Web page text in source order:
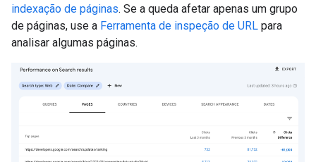
indexação de páginas. Se a queda afetar apenas um grupo
de páginas, use a Ferramenta de inspeção de URL para
analisar algumas páginas.